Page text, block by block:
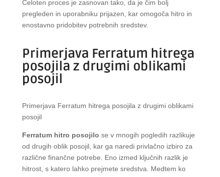
Celoten proces je zasnovan tako, da je čim bolj
pregleden in uporabniku prijazen, kar omogoča hitro in
enostavno pridobitev potrebnih sredstev.
Primerjava Ferratum hitrega
posojila z drugimi oblikami
posojil
Primerjava Ferratum hitrega posojila z drugimi oblikami
posojil
Ferratum hitro posojilo se v mnogih pogledih razlikuje
od drugih oblik posojil, kar ga naredi privlačno izbiro za
različne finančne potrebe. Eno izmed ključnih razlik je
hitrost, s katero lahko prejmete sredstva. Medtem ko